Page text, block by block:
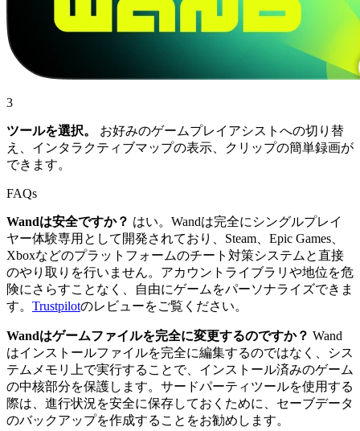
3
ツールを選択。
お好みのゲームプレイアシストへの切り替
え、インタラクティブマップの表示、クリップの簡単録画が
できます。
FAQs
Wandは安全ですか？ はい。Wandは完全にシングルプレイ
ヤー体験専用として開発されており、Steam、Epic Games、
Xboxなどのプラットフォームのチート対策システムと直接
のやり取りを行いません。アカウントライブラリや地位を危
険にさらすことなく、自由にゲームをパーソナライズできま
す。 Trustpilotのレビューをご覧ください。
Wandはゲームファイルを完全に変更するのですか？ Wand
はインストールファイルを完全に編集するのではなく、シス
テムメモリ上で実行することで、インストール済みのゲーム
の中核部分を保護します。サードパーティツールを使用する
際は、進行状況を安全に保存しておくために、セーブデータ
のバックアップを作成することをお勧めします。